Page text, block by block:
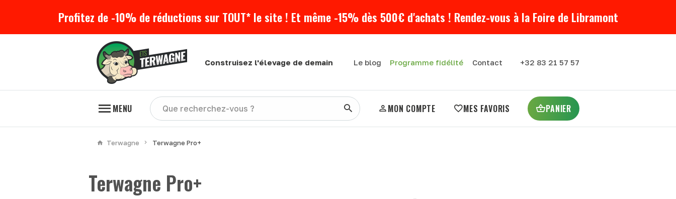
Profitez de -10% de réductions sur TOUT* le site ! Et même -15% dès 500€ d'achats ! Rendez-vous à la Foire de Libramont
Construisez l'élevage de demain Le blog Programme fidélité Contact +32 83 21 57 57
MENU MON COMPTE MES FAVORIS PANIER
Terwagne Terwagne Pro+
Terwagne Pro+